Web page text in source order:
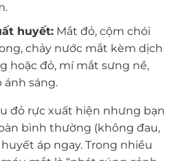
huyết:Mắt đỏ, cộm chói
chảy nước mắt kèm dịch
hoặc đỏ, mí mắt sưng nề,
ánh sáng.
đỏ rực xuất hiện nhưng bạn
bình thường (không đau,
áp ngay. Trong nhiều